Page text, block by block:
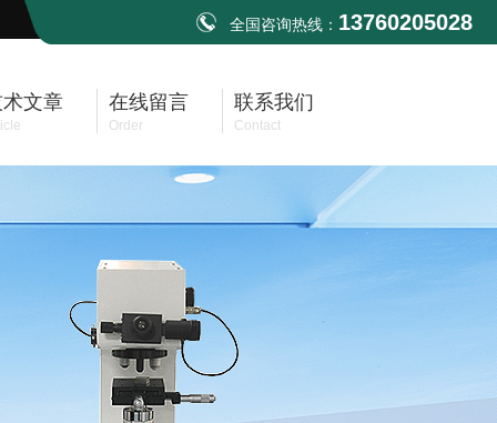
全国咨询热线： 13760205028
文章 在线留言
Order
联系我们
Contact